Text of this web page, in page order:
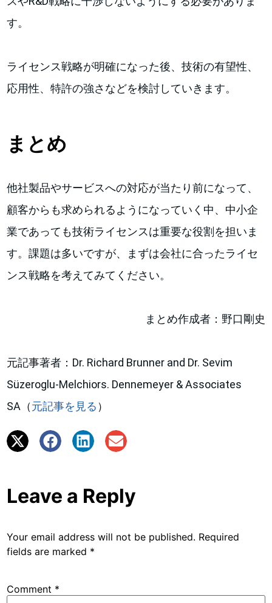
す。
ライセンス戦略が明確になった後、技術の有望性、
応用性、特許の強さなどを検討していきます。
まとめ
他社製品やサービスへの対応が当たり前になって、
顧客からも求められるようになっていく中、中小企
業であっても技術ライセンスは重要な役割を担いま
す。課題は多いですが、まずは会社に合ったライセ
ンス戦略を考えてみてください。
まとめ作成者：野口剛史
元記事著者：Dr. Richard Brunner and Dr. Sevim
Süzeroglu-Melchiors. Dennemeyer & Associates
SA（元記事を見る ）
Leave a Reply
Your email address will not be published. Required
fields are marked *
Comment *